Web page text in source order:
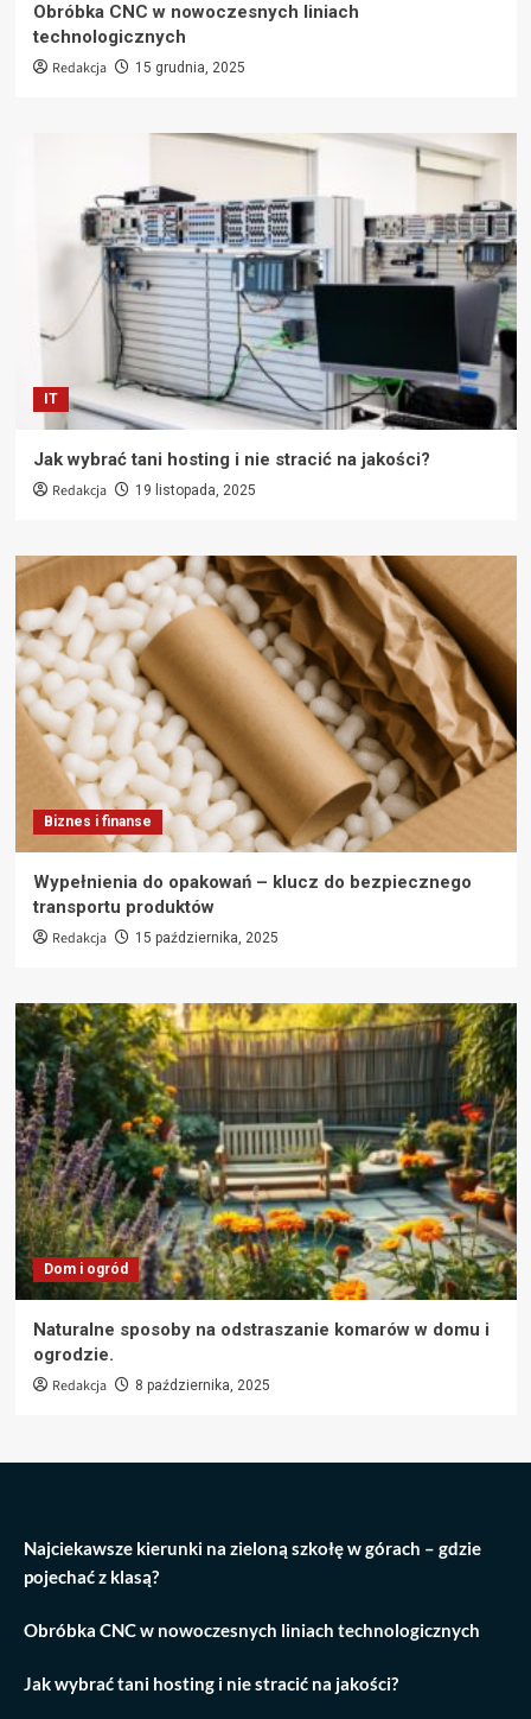
Obróbka CNC w nowoczesnych liniach
technologicznych
Redakcja 15 grudnia, 2025
IT
Jak wybrać tani hosting i nie stracić na jakości?
Redakcja 19 listopada, 2025
Biznes i finanse
Wypełnienia do opakowań – klucz do bezpiecznego
transportu produktów
Redakcja 15 października, 2025
Dom i ogród
Naturalne sposoby na odstraszanie komarów w domu i
ogrodzie.
Redakcja 8 października, 2025
Najciekawsze kierunki na zieloną szkołę w górach – gdzie
pojechać z klasą?
Obróbka CNC w nowoczesnych liniach technologicznych
Jak wybrać tani hosting i nie stracić na jakości?